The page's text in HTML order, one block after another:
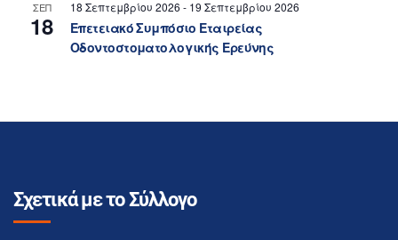
ΣΕΠ
18
18 Σεπτεμβρίου 2026 - 19 Σεπτεμβρίου 2026
Επετειακό Συμπόσιο Εταιρείας
Οδοντοστοματολογικής Ερεύνης
Σχετικά με το Σύλλογο